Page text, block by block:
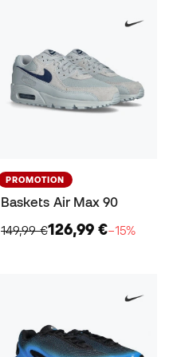
PROMOTION
Baskets Air Max 90
149,99 €126,99 €−15%